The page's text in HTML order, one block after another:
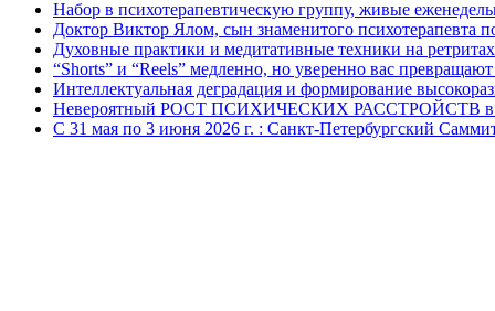
Набор в психотерапевтическую группу, живые
Доктор Виктор Ялом, сын знаменитого психотерапевта
Духовные практики и медитативные техники на
“Shorts” и “Reels” медленно, но уверенно вас
Интеллектуальная деградация и формирование
Невероятный РОСТ ПСИХИЧЕСКИХ РАССТРОЙСТВ в
С 31 мая по 3 июня 2026 г. : Санкт-Петербургский